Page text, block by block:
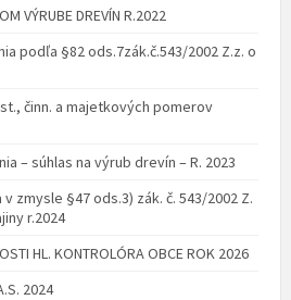
VÝRUBE DREVÍN R.2022
podľa §82 ods.7zák.č.543/2002 Z.z. o
činn. a majetkových pomerov
– súhlas na výrub drevín – R. 2023
zmysle §47 ods.3) zák. č. 543/2002 Z.
r.2024
HL. KONTROLÓRA OBCE ROK 2026
2024